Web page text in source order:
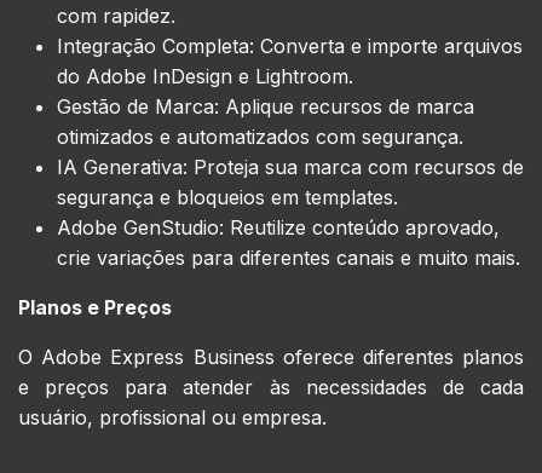
com rapidez.
Integração Completa: Converta e importe arquivos
do Adobe InDesign e Lightroom.
Gestão de Marca: Aplique recursos de marca
otimizados e automatizados com segurança.
IA Generativa: Proteja sua marca com recursos de
segurança e bloqueios em templates.
Adobe GenStudio: Reutilize conteúdo aprovado,
crie variações para diferentes canais e muito mais.
Planos e Preços
O Adobe Express Business oferece diferentes planos
e preços para atender às necessidades de cada
usuário, profissional ou empresa.